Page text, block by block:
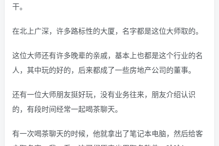
干。
在北上广深，许多路标性的大厦，名字都是这位大师取的。
这位大师还有许多晚辈的亲戚，基本上也都是这个行业的名
人，其中玩的好的，后来都成了一些房地产公司的董事。
还有一位大师朋友挺好玩，没有业务往来，朋友介绍认识
的，有段时间经常一起喝茶聊天。
有一次喝茶聊天的时候，他就拿出了笔记本电脑，然后给客